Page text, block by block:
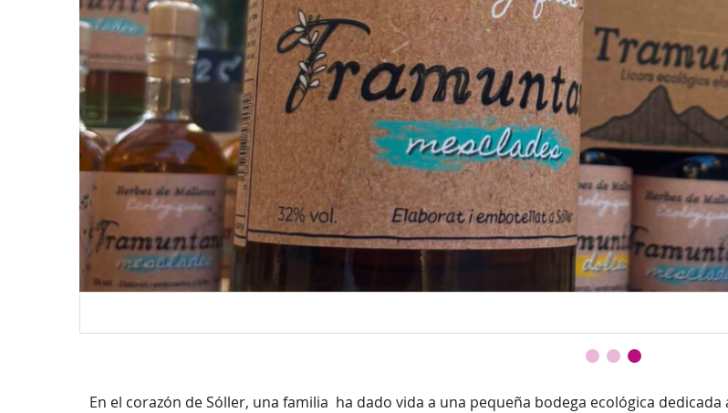
En el corazón de Sóller, una familia ha dado vida a una pequeña bodega ecológica